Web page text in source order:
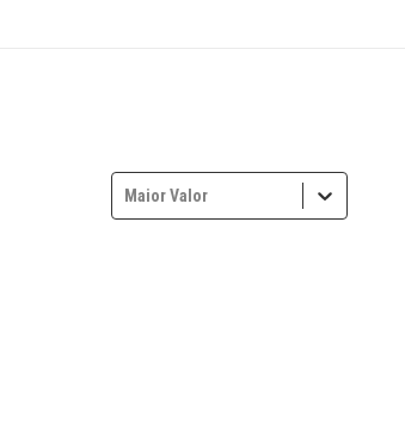
Maior Valor